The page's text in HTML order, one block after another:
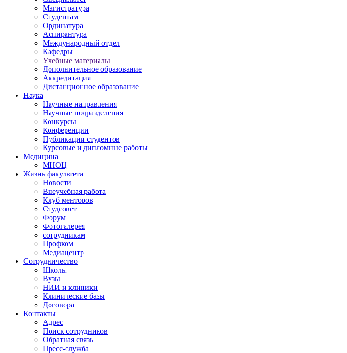
Магистратура
Студентам
Ординатура
Аспирантура
Международный отдел
Кафедры
Учебные материалы
Дополнительное образование
Аккредитация
Дистанционное образование
Наука
Научные направления
Научные подразделения
Конкурсы
Конференции
Публикации студентов
Курсовые и дипломные работы
Медицина
МНОЦ
Жизнь факультета
Новости
Внеучебная работа
Клуб менторов
Студсовет
Форум
Фотогалерея
сотрудникам
Профком
Медиацентр
Сотрудничество
Школы
Вузы
НИИ и клиники
Клинические базы
Договора
Контакты
Адрес
Поиск сотрудников
Обратная связь
Пресс-служба